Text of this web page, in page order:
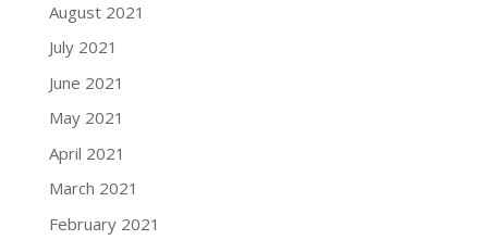
August 2021
July 2021
June 2021
May 2021
April 2021
March 2021
February 2021